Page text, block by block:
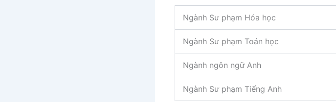
Ngành Sư phạm Hóa học
Ngành Sư phạm Toán học
Ngành ngôn ngữ Anh
Ngành Sư phạm Tiếng Anh